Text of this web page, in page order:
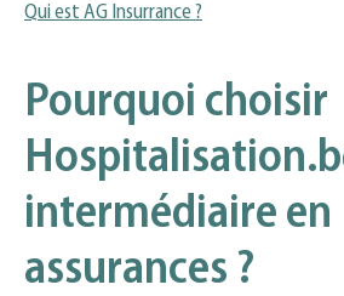
Qui est AG Insurrance ?
Pourquoi choisir
intermédiaire en
assurances ?